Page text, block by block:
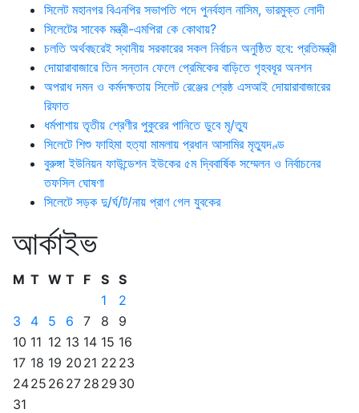
সিলেট মহানগর বিএনপির সভাপতি পদে পুনর্বহাল নাসিম, ভারমুক্ত লোদী
সিলেটের সাবেক মন্ত্রী-এমপিরা কে কোথায়?
চলতি অর্থবছরেই স্থানীয় সরকারের সকল নির্বাচন অনুষ্ঠিত হবে: প্রতিমন্ত্রী
দোয়ারাবাজারে তিন সন্তান ফেলে প্রেমিকের বাড়িতে গৃহবধূর অনশন
অপরাধ দমন ও কর্মদক্ষতায় সিলেট রেঞ্জের শ্রেষ্ঠ এসআই দোয়ারাবাজারের
রিফাত
ধর্মপাশায় তৃতীয় শ্রেণীর পুকুরের পানিতে ডুবে মৃ/ত্যু
সিলেটে শিশু ফাহিমা হত্যা মামলায় প্রধান আসামির মৃত্যুদণ্ড
বুরুঙ্গা ইউনিয়ন ফাউন্ডেশন ইউকের ৫ম দ্বিবার্ষিক সম্মেলন ও নির্বাচনের
তফসিল ঘোষণা
সিলেটে সড়ক দু/র্ঘ/ট/নায় প্রাণ গেল যুবকের
আর্কাইভ
M T W T F S S
1
2
3
4 5 6 7 8
9
10 11 12 13 14 15 16
17 18 19 20 21 22 23
2425 26 27 28 29 30
31